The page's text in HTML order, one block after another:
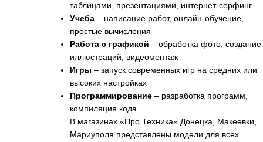
таблицами, презентациями, интернет-серфинг
Учеба – написание работ, онлайн-обучение,
простые вычисления
Работа с графикой – обработка фото, создание
иллюстраций, видеомонтаж
Игры – запуск современных игр на средних или
высоких настройках
Программирование – разработка программ,
компиляция кода
В магазинах «Про Техника» Донецка, Макеевки,
Мариуполя представлены модели для всех